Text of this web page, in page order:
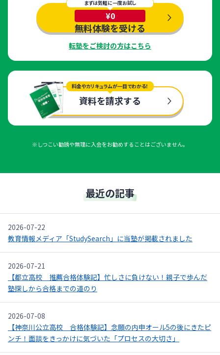
まずは気軽に一度お試し
¥0
無料体験を受ける
転塾をご検討の方はこちら
料金やカリキュラムが一目でわかる！
資料を請求する
※しつこい勧誘や無理に入会をお勧めすることはございません。
最近の記事
2026-07-22
教育情報メディア「StudySearch」に当塾が掲載されました
2026-07-21
【都立高校 推薦合格体験記】忙しさに負けない！親子で歩んだ
塾探しから合格までの道のり
2026-07-08
【神奈川公立高校 合格体験記】念願の内申オール5の後にきたピ
ンチ！面談をきっかけに気づいた「プロセスの大切さ」